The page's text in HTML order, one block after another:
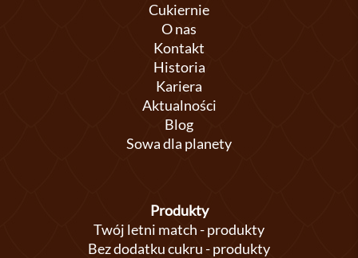
Cukiernie
O nas
Kontakt
Historia
Kariera
Aktualności
Blog
Sowa dla planety
Produkty
Twój letni match - produkty
Bez dodatku cukru - produkty